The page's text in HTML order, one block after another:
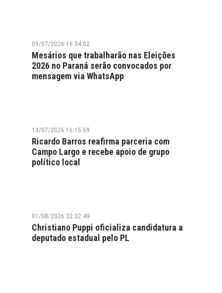
09/07/2026 16:34:02
Mesários que trabalharão nas Eleições
2026 no Paraná serão convocados por
mensagem via WhatsApp
13/07/2026 16:15:59
Ricardo Barros reafirma parceria com
Campo Largo e recebe apoio de grupo
político local
01/08/2026 22:32:49
Christiano Puppi oficializa candidatura a
deputado estadual pelo PL